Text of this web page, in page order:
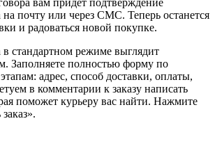
вам придет подтверждение
почту или через СМС. Теперь останется
и радоваться новой покупке.
стандартном режиме выглядит
Заполняете полностью форму по
адрес, способ доставки, оплаты,
в комментарии к заказу написать
поможет курьеру вас найти. Нажмите